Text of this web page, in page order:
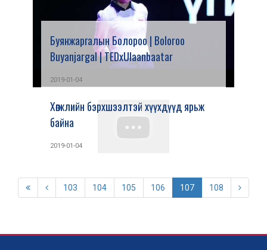
Буянжаргалын Болороо | Boloroo
Buyanjargal | TEDxUlaanbaatar
2019-01-04
Хөгжлийн бэрхшээлтэй хүүхдүүд ярьж
байна
2019-01-04
103 104 105 106 107 108